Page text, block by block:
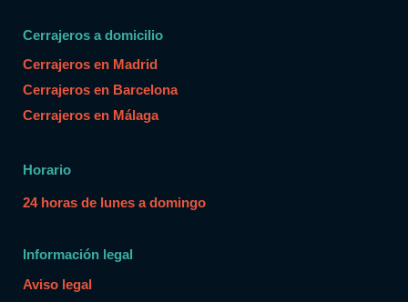
Cerrajeros a domicilio
Cerrajeros en Madrid
Cerrajeros en Barcelona
Cerrajeros en Málaga
Horario
24 horas de lunes a domingo
Información legal
Aviso legal